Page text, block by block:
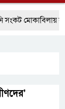
মোকাবিলায়